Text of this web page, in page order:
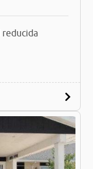
reducida